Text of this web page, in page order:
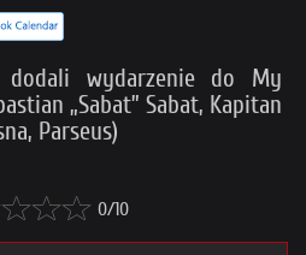
dodali wydarzenie do My
„Sabat” Sabat, Kapitan
Parseus)
0/10